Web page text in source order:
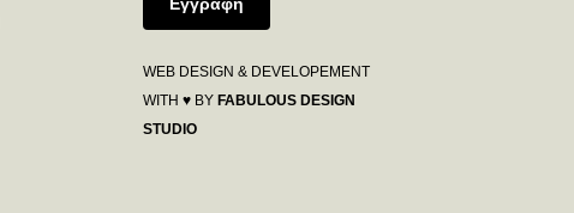
Εγγραφή
WEB DESIGN & DEVELOPEMENT
WITH ♥ BY FABULOUS DESIGN
STUDIO